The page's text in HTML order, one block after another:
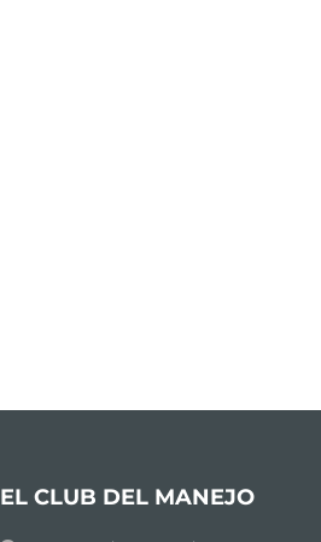
EL CLUB DEL MANEJO